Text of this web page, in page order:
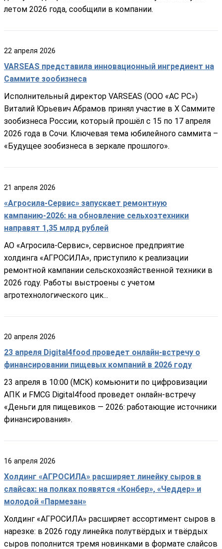
летом 2026 года, сообщили в компании.
22 апреля 2026
VARSEAS представила инновационный ингредиент на
Саммите зообизнеса
Исполнительный директор VARSEAS (ООО «АС РС»)
Виталий Юрьевич Абрамов принял участие в X Саммите
зообизнеса России, который прошёл с 15 по 17 апреля
2026 года в Сочи. Ключевая тема юбилейного саммита –
«Будущее зообизнеса в зеркале прошлого».
21 апреля 2026
«Агросила-Сервис» запускает ремонтную
кампанию-2026: на обновление сельхозтехники
направят 1,35 млрд рублей
АО «Агросила-Сервис», сервисное предприятие
холдинга «АГРОСИЛА», приступило к реализации
ремонтной кампании сельскохозяйственной техники в
2026 году. Работы выстроены с учетом
агротехнологического цик...
20 апреля 2026
23 апреля Digital4food проведет онлайн-встречу о
финансировании пищевых компаний в 2026 году
23 апреля в 10:00 (МСК) комьюнити по цифровизации
АПК и FMCG Digital4food проведет онлайн-встречу
«Деньги для пищевиков — 2026: работающие источники
финансирования».
16 апреля 2026
Холдинг «АГРОСИЛА» расширяет линейку сыров в
слайсах: на полках появятся «Конбер», «Чеддер» и
молодой «Пармезан»
Холдинг «АГРОСИЛА» расширяет ассортимент сыров в
нарезке: в 2026 году линейка полутвёрдых и твёрдых
сыров пополнится тремя новинками в формате слайсов